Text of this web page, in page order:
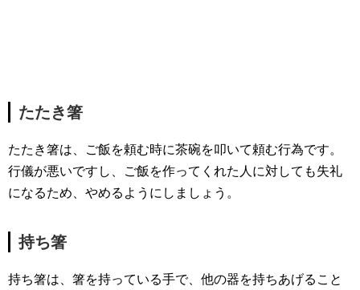
たたき箸
たたき箸は、ご飯を頼む時に茶碗を叩いて頼む行為です。
行儀が悪いですし、ご飯を作ってくれた人に対しても失礼
になるため、やめるようにしましょう。
持ち箸
持ち箸は、箸を持っている手で、他の器を持ちあげること